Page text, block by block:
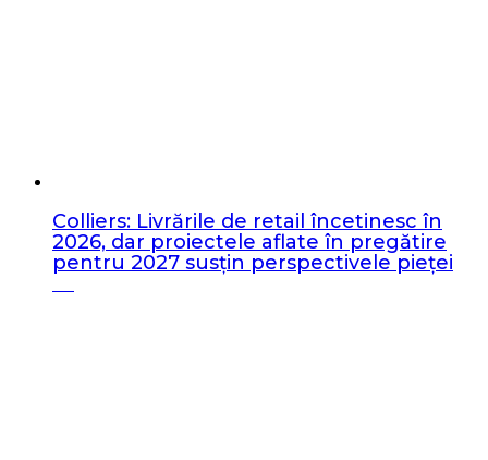
Colliers: Livrările de retail încetinesc în
2026, dar proiectele aflate în pregătire
pentru 2027 susțin perspectivele pieței